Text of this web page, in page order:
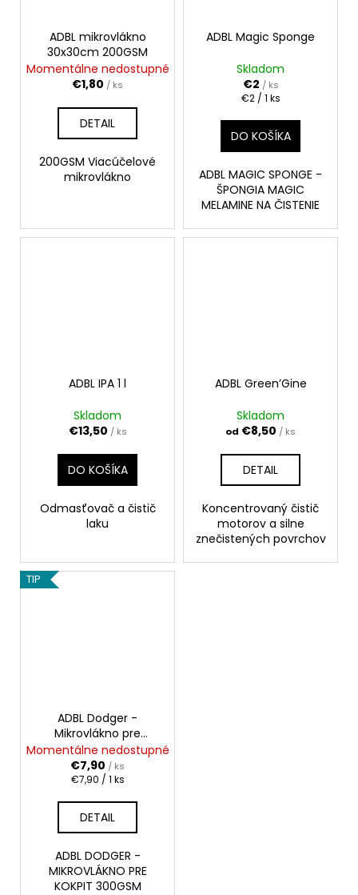
ADBL mikrovlákno
30x30cm 200GSM
Momentálne nedostupné
€1,80 / ks
DETAIL
200GSM Viacúčelové
mikrovlákno
ADBL Magic Sponge
Skladom
€2 / ks
Jednotková
€2 / 1 ks
DO KOŠÍKA
ADBL MAGIC SPONGE -
ŠPONGIA MAGIC
MELAMINE NA ČISTENIE
ADBL IPA 1 l
Skladom
€13,50 / ks
DO KOŠÍKA
Odmasťovač a čistič
laku
ADBL Green’Gine
Skladom
od €8,50 / ks
DETAIL
Koncentrovaný čistič
motorov a silne
znečistených povrchov
TIP
ADBL Dodger -
Mikrovlákno pre
interiér 50x60cm
Momentálne nedostupné
€7,90 / ks
Jednotková
€7,90 / 1 ks
DETAIL
ADBL DODGER -
MIKROVLÁKNO PRE
KOKPIT 300GSM